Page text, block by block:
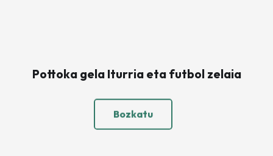
Pottoka gela Iturria eta futbol zelaia
Bozkatu